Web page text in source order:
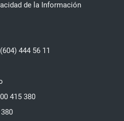
de la Información
444 56 11
415 380